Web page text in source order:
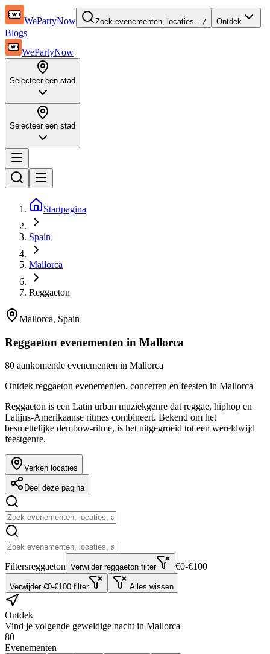
WePartyNow Zoek evenementen, locaties…/ Ontdek
Blogs
WePartyNow
Selecteer een stad
Selecteer een stad
Startpagina
Spain
Mallorca
Reggaeton
Mallorca, Spain
Reggaeton evenementen in Mallorca
80 aankomende evenementen in Mallorca
Ontdek reggaeton evenementen, concerten en feesten in Mallorca
Reggaeton is een Latin urban muziekgenre dat reggae, hiphop en
Latijns-Amerikaanse ritmes combineert. Bekend om het
besmettelijke dembow-ritme, is het uitgegroeid tot een wereldwijd
feestgenre.
Verken locaties
Deel deze pagina
Filtersreggaeton Verwijder reggaeton filter €0-€100
Verwijder €0-€100 filter Alles wissen
Ontdek
Vind je volgende geweldige nacht in Mallorca
80
Evenementen